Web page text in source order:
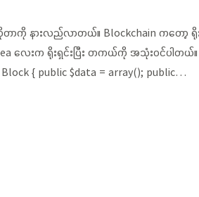
နားလည်လာတယ်။ Blockchain ကတော့ ရို
လေးက ရိုးရှင်းပြီး တကယ်ကို အသုံးဝင်ပါတယ်
{ public $data = array(); public…